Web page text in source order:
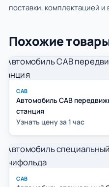
поставки, комплектацией и
Похожие
САВ
Автомобиль САВ
станция
Узнать цену за 1 час
САВ